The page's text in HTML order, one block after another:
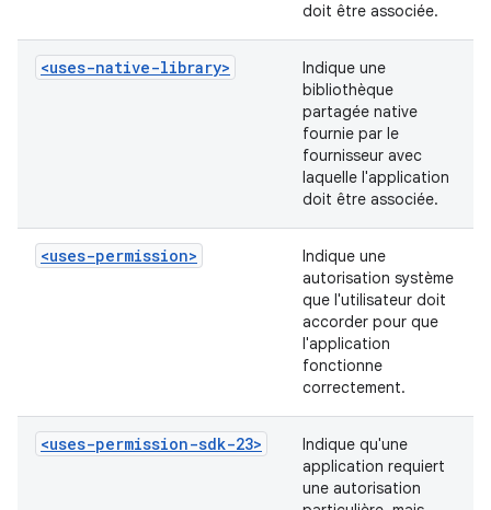
doit être associée.
<uses-native-library>
Indique une
bibliothèque
partagée native
fournie par le
fournisseur avec
laquelle l'application
doit être associée.
<uses-permission>
Indique une
autorisation système
que l'utilisateur doit
accorder pour que
l'application
fonctionne
correctement.
<uses-permission-sdk-23>
Indique qu'une
application requiert
une autorisation